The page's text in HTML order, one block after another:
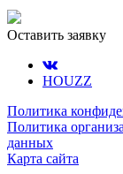
Оставить заявку
HOUZZ
Политика
Политика
данных
Карта сайта